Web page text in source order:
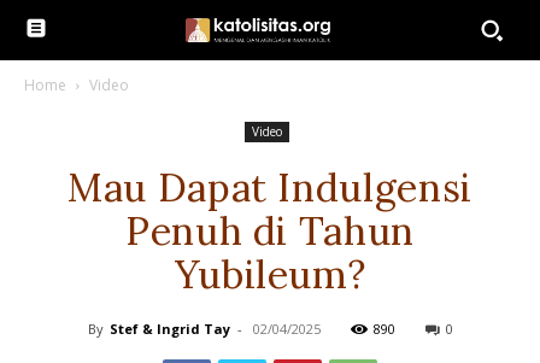
Home Video
Video
Mau Dapat Indulgensi
Penuh di Tahun
Yubileum?
By Stef & Ingrid Tay - 02/04/2025 890 0